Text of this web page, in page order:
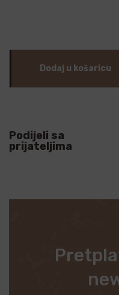
Dodaj u košaricu
Podijeli sa
prijateljima